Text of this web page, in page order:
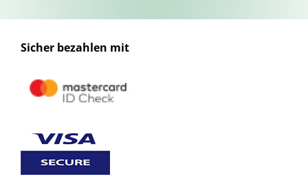
Sicher bezahlen mit